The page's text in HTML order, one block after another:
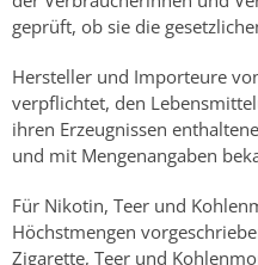
geprüft, ob sie die
Hersteller und Importeure
verpflichtet, den
ihren Erzeugnissen
und mit Mengenangaben
Für Nikotin, Teer und
Höchstmengen
Zigarette, Teer und